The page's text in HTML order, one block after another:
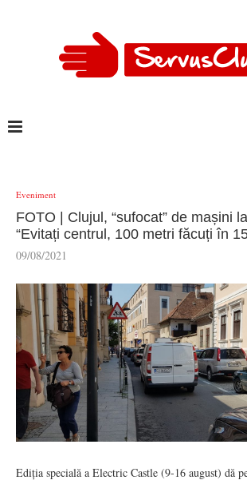
Eveniment
FOTO | Clujul, “sufocat” de mașini
“Evitați centrul, 100 metri făcuți în
09/08/2021
Ediția specială a Electric Castle (9-16 august) dă